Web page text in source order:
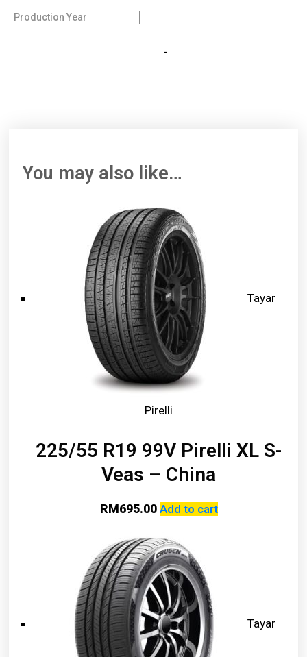
Production Year
-
You may also like…
Tayar
Pirelli
225/55 R19 99V Pirelli XL S-
Veas – China
RM695.00 Add to cart
Tayar